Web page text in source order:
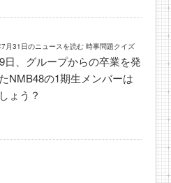
月31日のニュースを読む 時事問題クイズ
日、グループからの卒業を発
NMB48の1期生メンバーは
ょう？